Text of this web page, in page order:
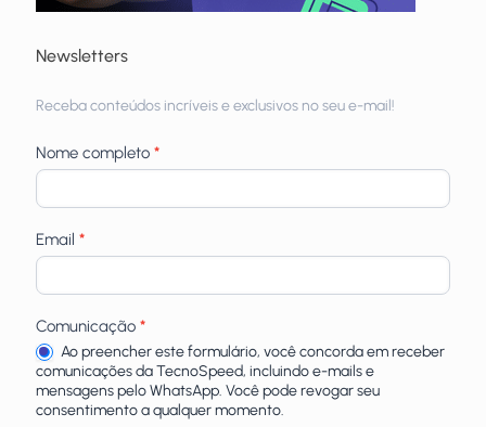
Newsletters
newsletters
Receba conteúdos incríveis e exclusivos no seu e-mail!
Nome completo *
Email *
Comunicação *
Ao preencher este formulário, você concorda em receber
comunicações da TecnoSpeed, incluindo e-mails e
mensagens pelo WhatsApp. Você pode revogar seu
consentimento a qualquer momento.